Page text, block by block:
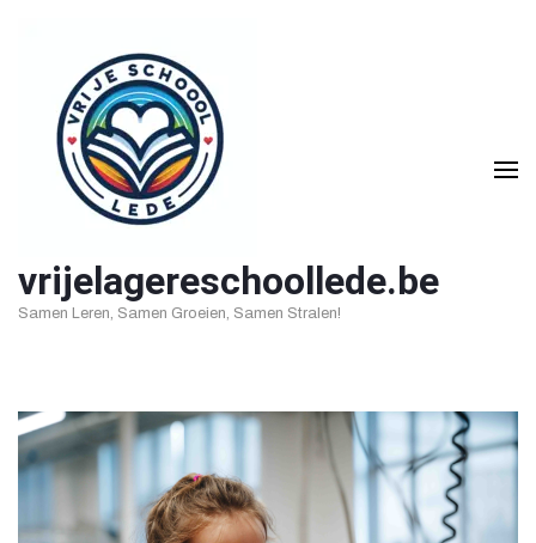
inhoud
vrijelagereschoollede.be
Samen Leren, Samen Groeien, Samen Stralen!